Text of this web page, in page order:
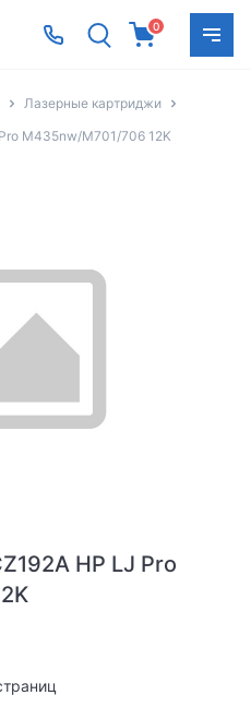
0
Лазерные картриджи
M435nw/M701/706 12K
HP LJ Pro